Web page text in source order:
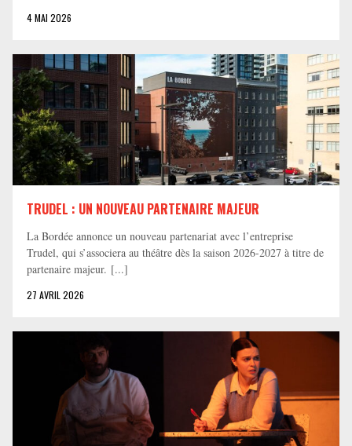
4 MAI 2026
TRUDEL : UN NOUVEAU PARTENAIRE MAJEUR
La Bordée annonce un nouveau partenariat avec l’entreprise
Trudel, qui s’associera au théâtre dès la saison 2026-2027 à titre de
partenaire majeur. [...]
27 AVRIL 2026